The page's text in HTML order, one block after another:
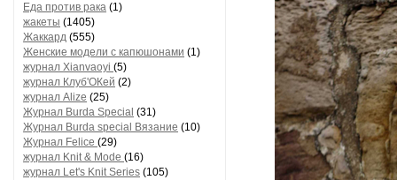
Еда против рака (1)
жакеты (1405)
Жаккард (555)
Женские модели с капюшонами (1)
журнал Xianvaoyi (5)
журнал Клуб'ОКей (2)
журнал Alize (25)
Журнал Burda Special (31)
Журнал Burda special Вязание (10)
Журнал Felice (29)
журнал Knit & Mode (16)
журнал Let's Knit Series (105)